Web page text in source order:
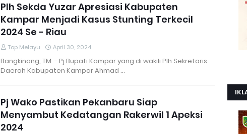
Plh Sekda Yuzar Apresiasi Kabupaten
Kampar Menjadi Kasus Stunting Terkecil
2024 Se - Riau
Top Melayu April 30, 2024
Bangkinang, TM - Pj.Bupati Kampar yang di wakili Plh.Sekretaris
Daerah Kabupaten Kampar Ahmad …
Pj Wako Pastikan Pekanbaru Siap
Menyambut Kedatangan Rakerwil 1 Apeksi
2024